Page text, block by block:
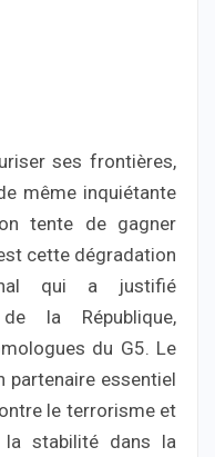
ses frontières,
même inquiétante
tente de gagner
cette dégradation
qui a justifié
la République,
du G5. Le
partenaire essentiel
le terrorisme et
la stabilité dans la